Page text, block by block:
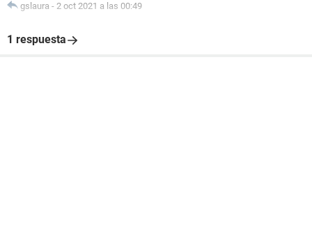
gslaura - 2 oct 2021 a las 00:49
1 respuesta